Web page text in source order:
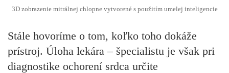
3D zobrazenie mitrálnej chlopne vytvorené s použitím umelej inteligencie
Stále hovoríme o tom, koľko toho dokáže
prístroj. Úloha lekára – špecialistu je však pri
diagnostike ochorení srdca určite